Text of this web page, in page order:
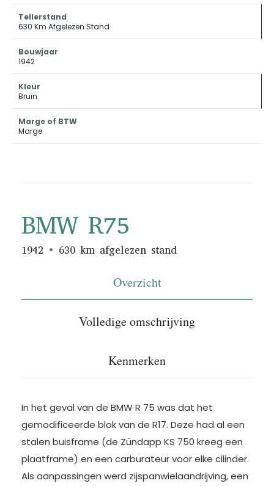
Tellerstand
630 Km Afgelezen Stand
Bouwjaar
1942
Kleur
Bruin
Marge of BTW
Marge
BMW R75
1942 630 km afgelezen stand
Overzicht
Volledige omschrijving
Kenmerken
In het geval van de BMW R 75 was dat het
gemodificeerde blok van de R17. Deze had al een
stalen buisframe (de Zündapp KS 750 kreeg een
plaatframe) en een carburateur voor elke cilinder.
Als aanpassingen werd zijspanwielaandrijving, een